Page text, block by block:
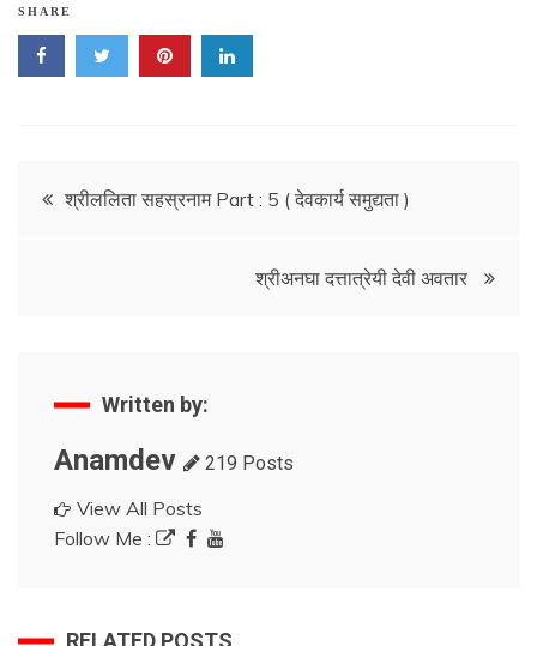
SHARE
Post
श्रीललिता सहस्रनाम Part : 5 ( देवकार्य समुद्यता )
श्रीअनघा दत्तात्रेयी देवी अवतार
Written by:
Anamdev 219 Posts
View All Posts
Follow Me :